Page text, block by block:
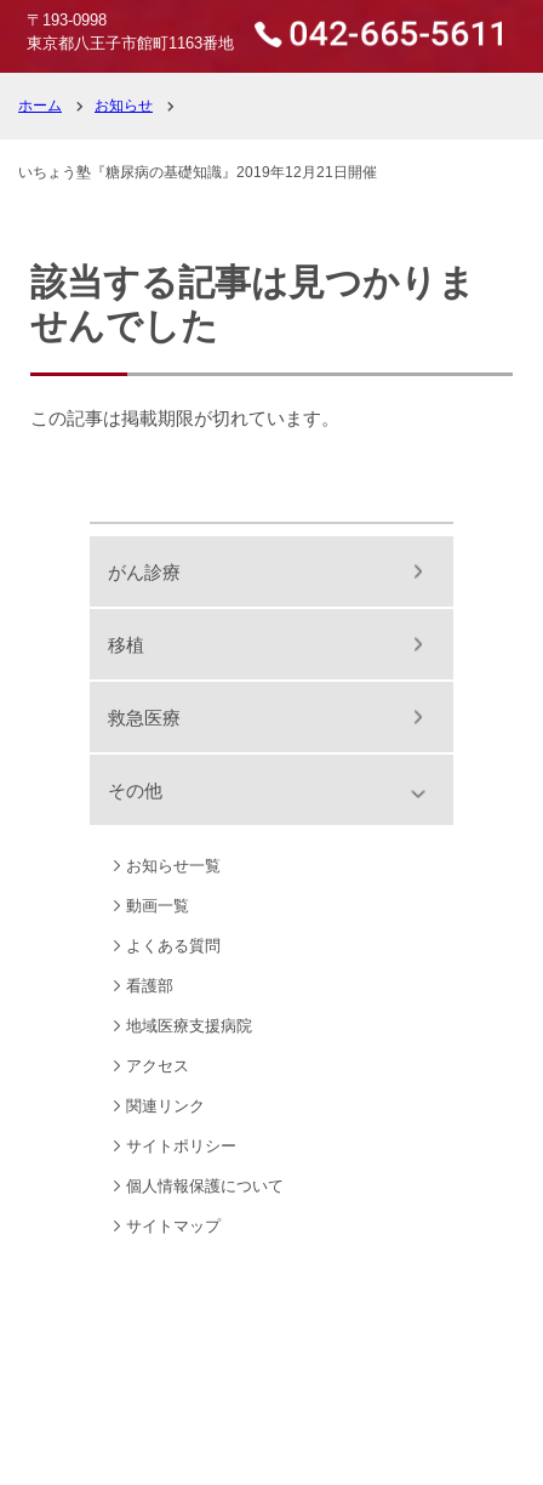
〒193-0998
東京都八王子市館町1163番地
ホーム お知らせ
いちょう塾『糖尿病の基礎知識』2019年12月21日開催
該当する記事は見つかりま
せんでした
この記事は掲載期限が切れています。
がん診療
移植
救急医療
その他
お知らせ一覧
動画一覧
よくある質問
看護部
地域医療支援病院
アクセス
関連リンク
サイトポリシー
個人情報保護について
サイトマップ